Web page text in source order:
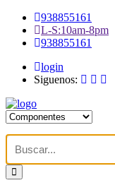
938855161
L-S:10am-8pm
938855161
login
Siguenos: